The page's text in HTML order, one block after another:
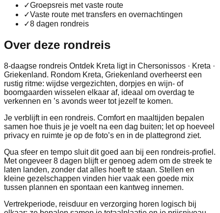
✓Groepsreis met vaste route
✓Vaste route met transfers en overnachtingen
✓8 dagen rondreis
Over deze rondreis
8-daagse rondreis Ontdek Kreta ligt in Chersonissos · Kreta ·
Griekenland. Rondom Kreta, Griekenland overheerst een
rustig ritme: wijdse vergezichten, dorpjes en wijn- of
boomgaarden wisselen elkaar af, ideaal om overdag te
verkennen en ’s avonds weer tot jezelf te komen.
Je verblijft in een rondreis. Comfort en maaltijden bepalen
samen hoe thuis je je voelt na een dag buiten; let op hoeveel
privacy en ruimte je op de foto’s en in de plattegrond ziet.
Qua sfeer en tempo sluit dit goed aan bij een rondreis-profiel.
Met ongeveer 8 dagen blijft er genoeg adem om de streek te
laten landen, zonder dat alles hoeft te staan. Stellen en
kleine gezelschappen vinden hier vaak een goede mix
tussen plannen en spontaan een kantweg innemen.
Vertrekperiode, reisduur en verzorging horen logisch bij